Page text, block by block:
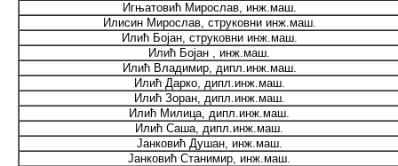
Игњатовић Мирослав, инж.маш.
Илисин Мирослав, струковни инж.маш.
Илић Бојан, струковни инж.маш.
Илић Бојан , инж.маш.
Илић Владимир, дипл.инж.маш.
Илић Дарко, дипл.инж.маш.
Илић Зоран, дипл.инж.маш.
Илић Милица, дипл.инж.маш.
Илић Саша, дипл.инж.маш.
Јанковић Душан, инж.маш.
Јанковић Станимир, инж.маш.